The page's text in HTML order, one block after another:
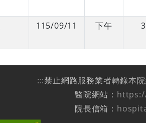
115/09/11 下午
:::禁止網路服務業者轉錄本
醫院網站：
院長信箱：